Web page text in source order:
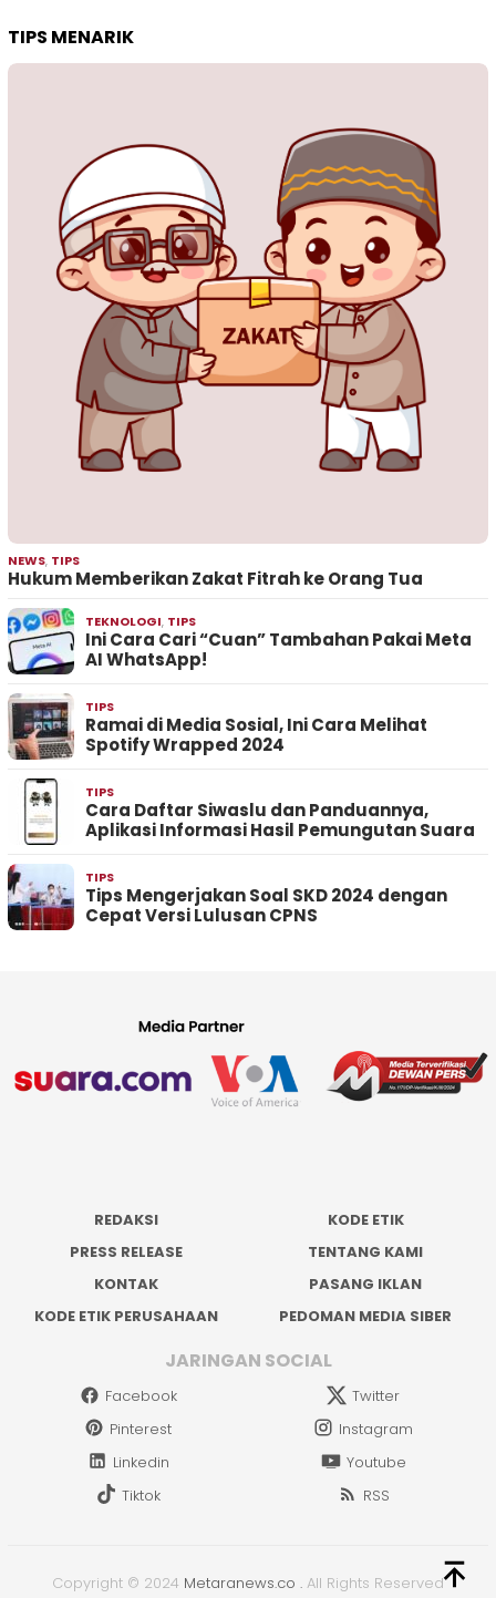
TIPS MENARIK
NEWS, TIPS
Hukum Memberikan Zakat Fitrah ke Orang Tua
TEKNOLOGI, TIPS
Ini Cara Cari “Cuan” Tambahan Pakai Meta
AI WhatsApp!
TIPS
Ramai di Media Sosial, Ini Cara Melihat
Spotify Wrapped 2024
TIPS
Cara Daftar Siwaslu dan Panduannya,
Aplikasi Informasi Hasil Pemungutan Suara
TIPS
Tips Mengerjakan Soal SKD 2024 dengan
Cepat Versi Lulusan CPNS
REDAKSI
KODE ETIK
PRESS RELEASE
TENTANG KAMI
KONTAK
PASANG IKLAN
KODE ETIK PERUSAHAAN
PEDOMAN MEDIA SIBER
JARINGAN SOCIAL
Facebook
Twitter
Pinterest
Instagram
Linkedin
Youtube
Tiktok
RSS
Copyright © 2024 Metaranews.co . All Rights Reserved